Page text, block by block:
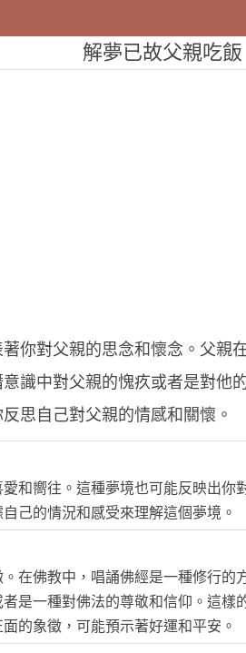
解夢已故父親吃飯
你對父親的思念和懷念。父親
識中對父親的愧疚或者是對他
思自己對父親的情感和關懷。
和嚮往。這種夢境也可能反映出
己的情況和感受來理解這個夢境。
在佛教中，唱誦佛經是一種修行
是一種對佛法的尊敬和信仰。這
的象徵，可能預示著好運和平安。